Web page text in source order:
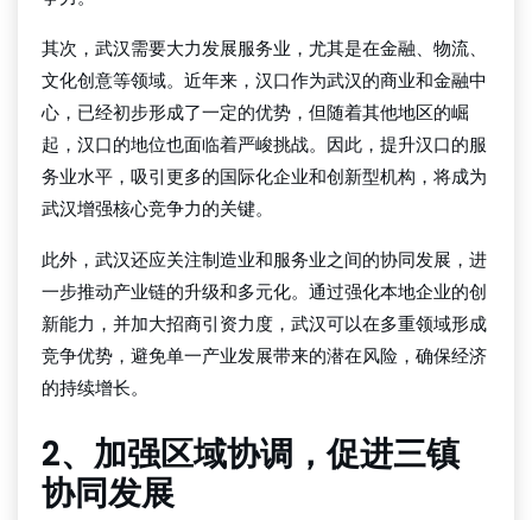
其次，武汉需要大力发展服务业，尤其是在金融、物流、
文化创意等领域。近年来，汉口作为武汉的商业和金融中
心，已经初步形成了一定的优势，但随着其他地区的崛
起，汉口的地位也面临着严峻挑战。因此，提升汉口的服
务业水平，吸引更多的国际化企业和创新型机构，将成为
武汉增强核心竞争力的关键。
此外，武汉还应关注制造业和服务业之间的协同发展，进
一步推动产业链的升级和多元化。通过强化本地企业的创
新能力，并加大招商引资力度，武汉可以在多重领域形成
竞争优势，避免单一产业发展带来的潜在风险，确保经济
的持续增长。
2、加强区域协调，促进三镇
协同发展